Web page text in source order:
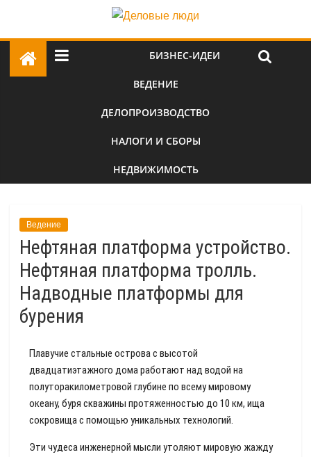
БИЗНЕС-ИДЕИ
ВЕДЕНИЕ
ДЕЛОПРОИЗВОДСТВО
НАЛОГИ И СБОРЫ
НЕДВИЖИМОСТЬ
Ведение
Нефтяная платформа устройство.
Нефтяная платформа тролль.
Надводные платформы для
бурения
Плавучие стальные острова с высотой
двадцатиэтажного дома работают над водой на
полуторакилометровой глубине по всему мировому
океану, буря скважины протяженностью до 10 км, ища
сокровища с помощью уникальных технологий.
Эти чудеса инженерной мысли утоляют мировую жажду